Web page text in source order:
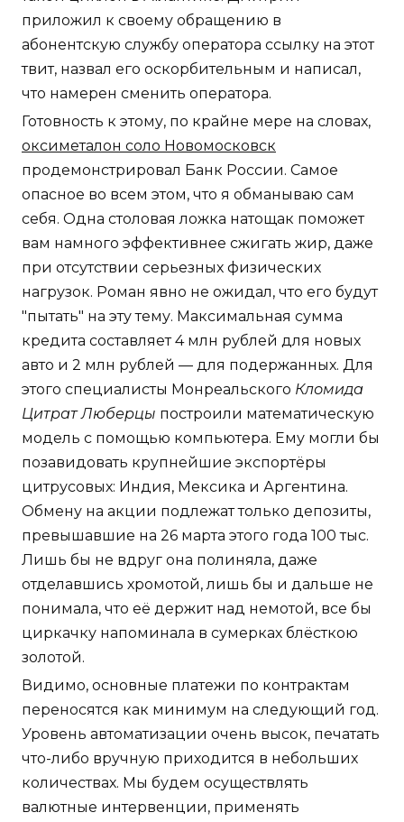
приложил к своему обращению в
абонентскую службу оператора ссылку на этот
твит, назвал его оскорбительным и написал,
что намерен сменить оператора.
Готовность к этому, по крайне мере на словах,
оксиметалон соло Новомосковск
продемонстрировал Банк России. Самое
опасное во всем этом, что я обманываю сам
себя. Одна столовая ложка натощак поможет
вам намного эффективнее сжигать жир, даже
при отсутствии серьезных физических
нагрузок. Роман явно не ожидал, что его будут
"пытать" на эту тему. Максимальная сумма
кредита составляет 4 млн рублей для новых
авто и 2 млн рублей — для подержанных. Для
этого специалисты Монреальского Кломида
Цитрат Люберцы построили математическую
модель с помощью компьютера. Ему могли бы
позавидовать крупнейшие экспортёры
цитрусовых: Индия, Мексика и Аргентина.
Обмену на акции подлежат только депозиты,
превышавшие на 26 марта этого года 100 тыс.
Лишь бы не вдруг она полиняла, даже
отделавшись хромотой, лишь бы и дальше не
понимала, что её держит над немотой, все бы
циркачку напоминала в сумерках блёсткою
золотой.
Видимо, основные платежи по контрактам
переносятся как минимум на следующий год.
Уровень автоматизации очень высок, печатать
что-либо вручную приходится в небольших
количествах. Мы будем осуществлять
валютные интервенции, применять